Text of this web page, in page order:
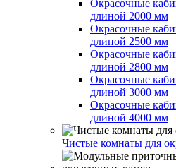
Окрасочные
длиной 2000 мм
Окрасочные
длиной 2500 мм
Окрасочные
длиной 2800 мм
Окрасочные
длиной 3000 мм
Окрасочные
длиной 4000 мм
Чистые комнаты для